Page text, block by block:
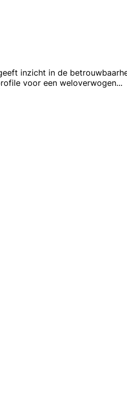
inzicht in de
voor een weloverwogen...